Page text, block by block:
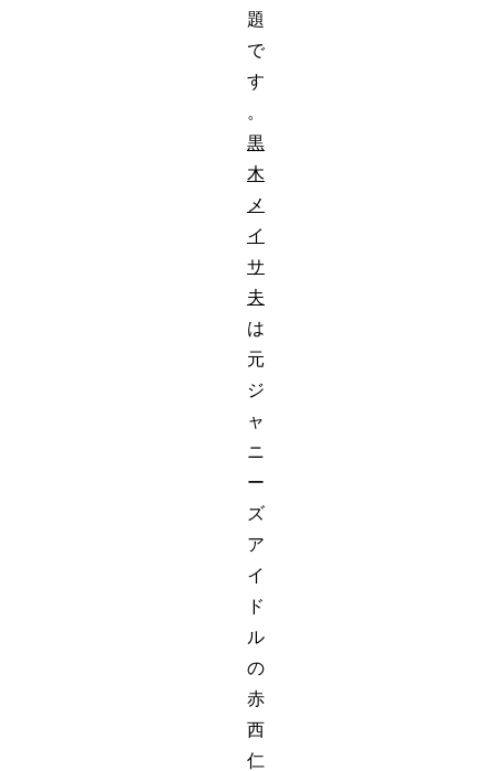
題
で
す
。
黒
木
メ
イ
サ
夫
は
元
ジ
ャ
ニ
ー
ズ
ア
イ
ド
ル
の
赤
西
仁